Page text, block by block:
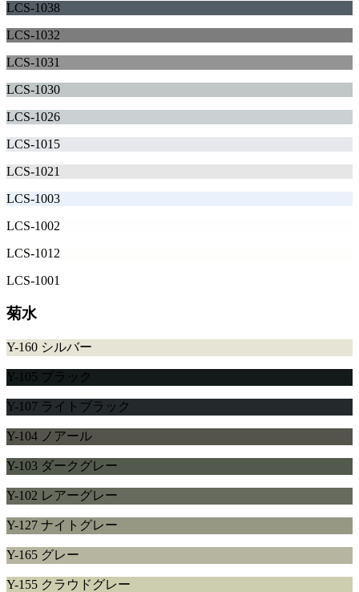
LCS-1038
LCS-1032
LCS-1031
LCS-1030
LCS-1026
LCS-1015
LCS-1021
LCS-1003
LCS-1002
LCS-1012
LCS-1001
菊水
Y-160 シルバー
Y-105 ブラック
Y-107 ライトブラック
Y-104 ノアール
Y-103 ダークグレー
Y-102 レアーグレー
Y-127 ナイトグレー
Y-165 グレー
Y-155 クラウドグレー